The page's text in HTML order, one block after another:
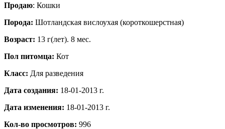
Продаю: Кошки
Порода: Шотландская вислоухая (короткошерстная)
Возраст: 13 г(лет). 8 мес.
Пол питомца: Кот
Класс: Для разведения
Дата создания: 18-01-2013 г.
Дата изменения: 18-01-2013 г.
Кол-во просмотров: 996